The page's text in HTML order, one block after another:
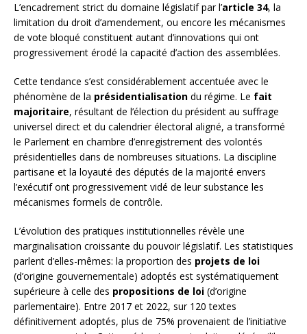
L’encadrement strict du domaine législatif par l’article 34, la
limitation du droit d’amendement, ou encore les mécanismes
de vote bloqué constituent autant d’innovations qui ont
progressivement érodé la capacité d’action des assemblées.
Cette tendance s’est considérablement accentuée avec le
phénomène de la présidentialisation du régime. Le fait
majoritaire, résultant de l’élection du président au suffrage
universel direct et du calendrier électoral aligné, a transformé
le Parlement en chambre d’enregistrement des volontés
présidentielles dans de nombreuses situations. La discipline
partisane et la loyauté des députés de la majorité envers
l’exécutif ont progressivement vidé de leur substance les
mécanismes formels de contrôle.
L’évolution des pratiques institutionnelles révèle une
marginalisation croissante du pouvoir législatif. Les statistiques
parlent d’elles-mêmes: la proportion des projets de loi
(d’origine gouvernementale) adoptés est systématiquement
supérieure à celle des propositions de loi (d’origine
parlementaire). Entre 2017 et 2022, sur 120 textes
définitivement adoptés, plus de 75% provenaient de l’initiative